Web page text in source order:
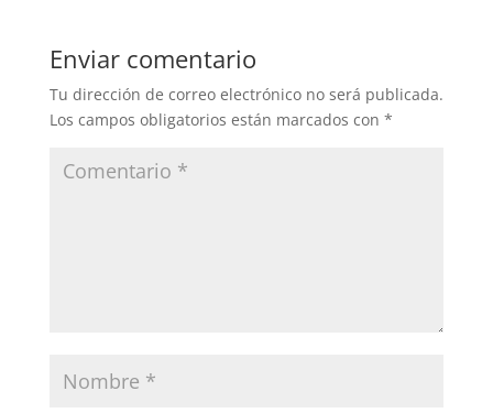
Enviar comentario
Tu dirección de correo electrónico no será publicada.
Los campos obligatorios están marcados con *